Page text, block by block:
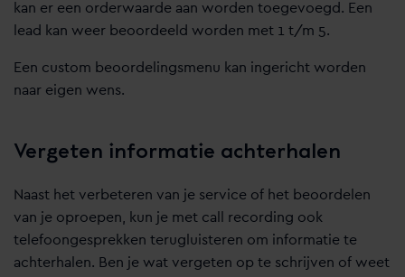
kan er een orderwaarde aan worden toegevoegd. Een
lead kan weer beoordeeld worden met 1 t/m 5.
Een custom beoordelingsmenu kan ingericht worden
naar eigen wens.
Vergeten informatie achterhalen
Naast het verbeteren van je service of het beoordelen
van je oproepen, kun je met call recording ook
telefoongesprekken terugluisteren om informatie te
achterhalen. Ben je wat vergeten op te schrijven of weet